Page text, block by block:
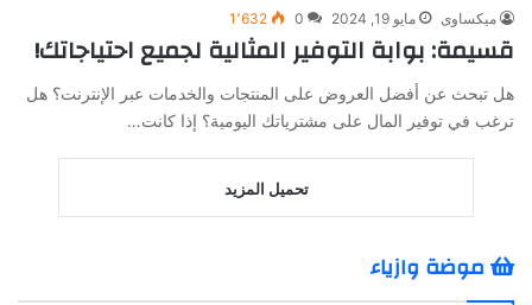
ميكساوى مايو 19, 2024 0 1٬632
قسيمة: بوابة التوفير المثالية لجميع احتياجاتك!
هل تبحث عن أفضل العروض على المنتجات والخدمات عبر الإنترنت؟ هل
ترغب في توفير المال على مشترياتك اليومية؟ إذا كانت…
تحميل المزيد
موضة وازياء